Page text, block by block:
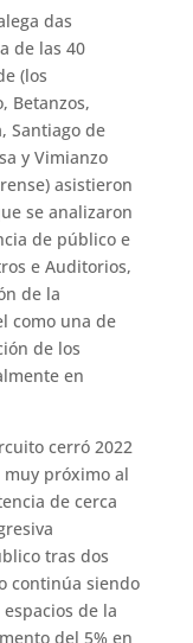
das
de las 40
(los
Betanzos,
Santiago de
y Vimianzo
asistieron
se analizaron
de público e
e Auditorios,
de la
como una de
de los
en
cerró 2022
muy próximo al
de cerca
tras dos
continúa siendo
de la
del 5% en